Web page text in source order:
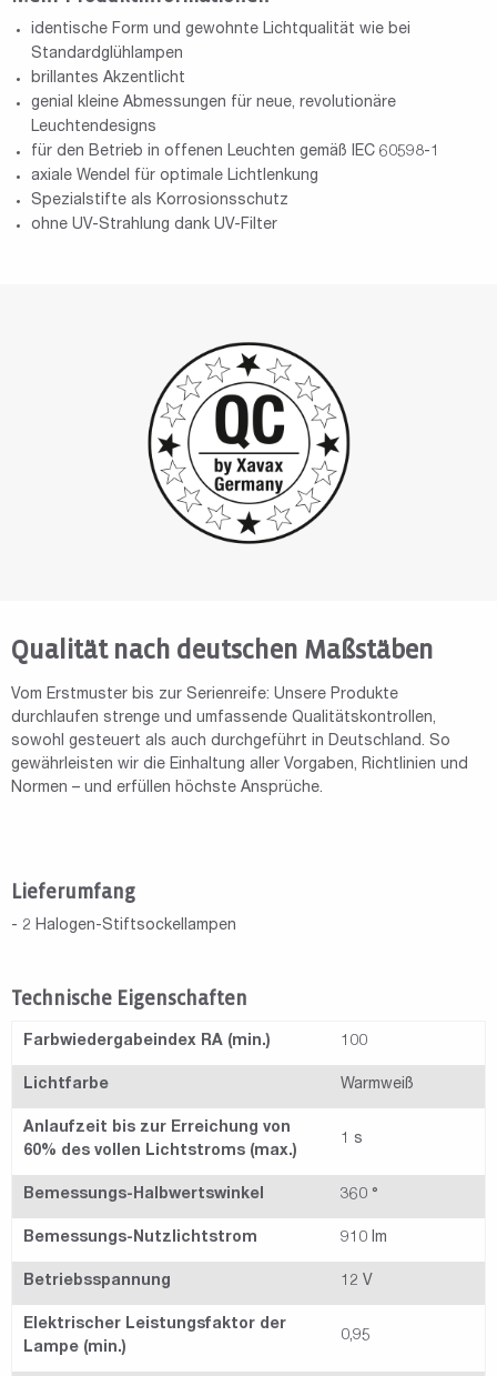
identische Form und gewohnte Lichtqualität wie bei
Standardglühlampen
brillantes Akzentlicht
genial kleine Abmessungen für neue, revolutionäre
Leuchtendesigns
für den Betrieb in offenen Leuchten gemäß IEC 60598-1
axiale Wendel für optimale Lichtlenkung
Spezialstifte als Korrosionsschutz
ohne UV-Strahlung dank UV-Filter
Qualität nach deutschen Maßstäben
Vom Erstmuster bis zur Serienreife: Unsere Produkte
durchlaufen strenge und umfassende Qualitätskontrollen,
sowohl gesteuert als auch durchgeführt in Deutschland. So
gewährleisten wir die Einhaltung aller Vorgaben, Richtlinien und
Normen – und erfüllen höchste Ansprüche.
Lieferumfang
- 2 Halogen-Stiftsockellampen
Technische Eigenschaften
Farbwiedergabeindex RA (min.) 100
Lichtfarbe Warmweiß
Anlaufzeit bis zur Erreichung von
60% des vollen Lichtstroms (max.)
1 s
Bemessungs-Halbwertswinkel 360 °
Bemessungs-Nutzlichtstrom 910 lm
Betriebsspannung 12 V
Elektrischer Leistungsfaktor der
Lampe (min.)
0,95